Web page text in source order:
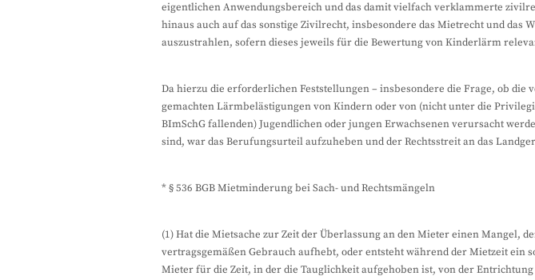
eigentlichen Anwendungsbereich und das damit vielfach verklammerte
hinaus auch auf das sonstige Zivilrecht, insbesondere das Mietrecht und das
auszustrahlen, sofern dieses jeweils für die Bewertung von Kinderlärm
Da hierzu die erforderlichen Feststellungen – insbesondere die Frage, ob die
gemachten Lärmbelästigungen von Kindern oder von (nicht unter die
BImSchG fallenden) Jugendlichen oder jungen Erwachsenen verursacht
sind, war das Berufungsurteil aufzuheben und der Rechtsstreit an das
* § 536 BGB Mietminderung bei Sach- und Rechtsmängeln
(1) Hat die Mietsache zur Zeit der Überlassung an den Mieter einen Mangel,
vertragsgemäßen Gebrauch aufhebt, oder entsteht während der Mietzeit ein
Mieter für die Zeit, in der die Tauglichkeit aufgehoben ist, von der